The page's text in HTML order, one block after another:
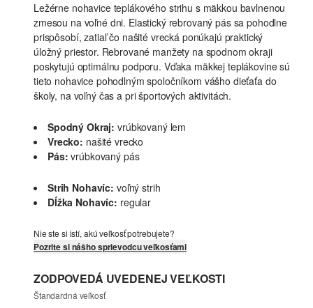
Ležérne nohavice teplákového strihu s mäkkou bavlnenou
zmesou na voľné dni. Elastický rebrovaný pás sa pohodlne
prispôsobí, zatiaľ čo našité vrecká ponúkajú praktický
úložný priestor. Rebrované manžety na spodnom okraji
poskytujú optimálnu podporu. Vďaka mäkkej teplákovine sú
tieto nohavice pohodlným spoločníkom vášho dieťaťa do
školy, na voľný čas a pri športových aktivitách.
Spodný Okraj: vrúbkovaný lem
Vrecko: našité vrecko
Pás: vrúbkovaný pás
Strih Nohavíc: voľný strih
Dĺžka Nohavíc: regular
Nie ste si istí, akú veľkosť potrebujete?
Pozrite si nášho sprievodcu veľkosťami
ZODPOVEDÁ UVEDENEJ VEĽKOSTI
Štandardná veľkosť